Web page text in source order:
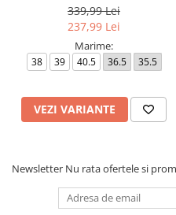
339,99 Lei
237,99 Lei
Marime:
38 39 40.5 36.5 35.5
VEZI VARIANTE
Newsletter Nu rata ofertele si